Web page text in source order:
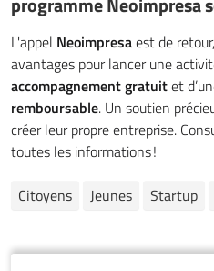
L'appel Neoimpresaest de
avantages pour lancer une
accompagnement gratuitet
remboursable. Un soutien
créer leur propre entreprise.
toutes les informations !
Citoyens
Jeunes Startup